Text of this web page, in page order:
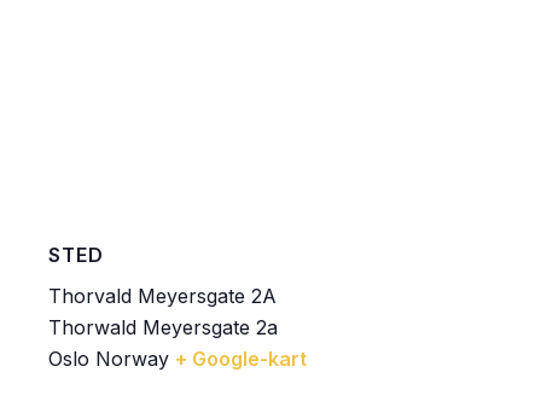
STED
Thorvald Meyersgate 2A
Thorwald Meyersgate 2a
Oslo Norway + Google-kart